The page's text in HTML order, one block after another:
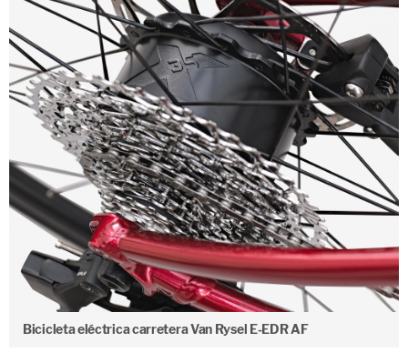
Bicicleta eléctrica carretera Van Rysel E-EDR AF